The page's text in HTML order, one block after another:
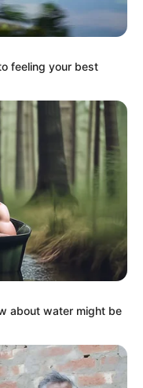
feeling your best
about water might be